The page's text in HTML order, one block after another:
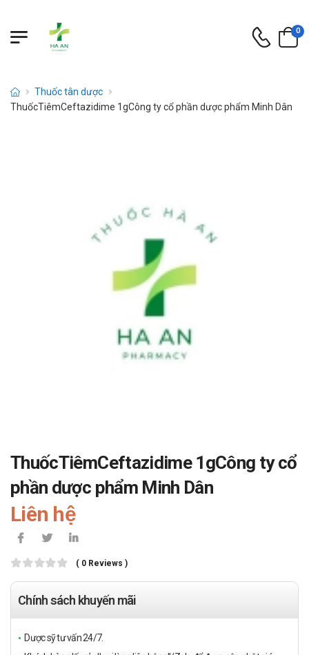
0
Thuốc tân dược
ThuốcTiêmCeftazidime 1gCông ty cổ phần dược phẩm Minh Dân
ThuốcTiêmCeftazidime 1gCông ty cổ
phần dược phẩm Minh Dân
Liên hệ
( 0 Reviews )
Chính sách khuyến mãi
Dược sỹ tư vấn 24/7.